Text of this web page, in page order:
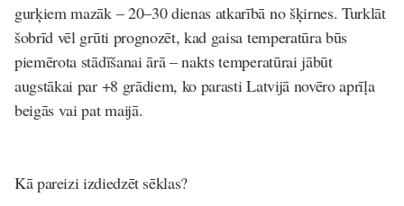
gurķiem mazāk – 20–30 dienas atkarībā no šķirnes. Turklāt
šobrīd vēl grūti prognozēt, kad gaisa temperatūra būs
piemērota stādīšanai ārā – nakts temperatūrai jābūt
augstākai par +8 grādiem, ko parasti Latvijā novēro aprīļa
beigās vai pat maijā.
Kā pareizi izdiedzēt sēklas?